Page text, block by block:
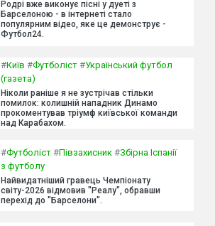
Родрі вже виконує пісні у дуеті з
Барселоною - в інтернеті стало
популярним відео, яке це демонструє -
Футбол24.
#Київ #Футболіст #Український футбол
(газета)
Ніколи раніше я не зустрічав стільки
помилок: колишній нападник Динамо
прокоментував тріумф київської команди
над Карабахом.
#Футболіст #Півзахисник #Збірна Іспанії
з футболу
Найвидатніший гравець Чемпіонату
світу-2026 відмовив "Реалу", обравши
перехід до "Барселони".